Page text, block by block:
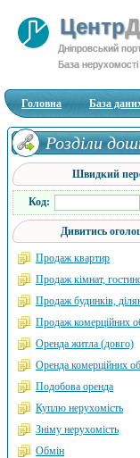
Центр
Дніпровський
База
Головна База
Розділи
Швидкий
Код:
Дивитись
Продаж квартир
Продаж кімнат,
Продаж будинків,
Продаж комерційних
Оренда житла (довго)
Оренда комерційних
Подобова оренда
Куплю нерухомість
Зніму нерухомість
Обмін